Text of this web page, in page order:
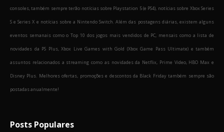
consoles, também sempre terão notícias sobre Playstation 5 (e PS4), notícias sobre Xbox Series
S e Series X e notícias sobre a Nintendo Switch. Além das postagens diárias, existem alguns
eventos semanais como o Top 10 dos jogos mais vendidos de PC, mensais como a lista de
novidades da PS Plus, Xbox Live Games with Gold (Xbox Game Pass Ultimate) e também
assuntos relacionados a streaming como as novidades da Netflix, Prime Video, HBO Max e
Disney Plus. Melhores ofertas, promoções e descontos da Black Friday também sempre são
postadas anualmente!
Posts Populares